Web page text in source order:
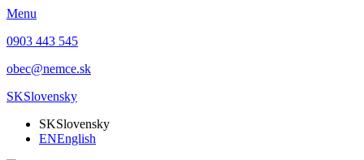
Menu
0903 443 545
obec@nemce.sk
SKSlovensky
SKSlovensky
ENEnglish